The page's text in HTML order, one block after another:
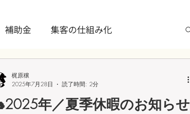
補助金 集客の仕組み化
スクリプション WIX HACK ブログ
年／夏季休暇のお知らせ
梶原穣
2025年7月28日
読了時間: 2分